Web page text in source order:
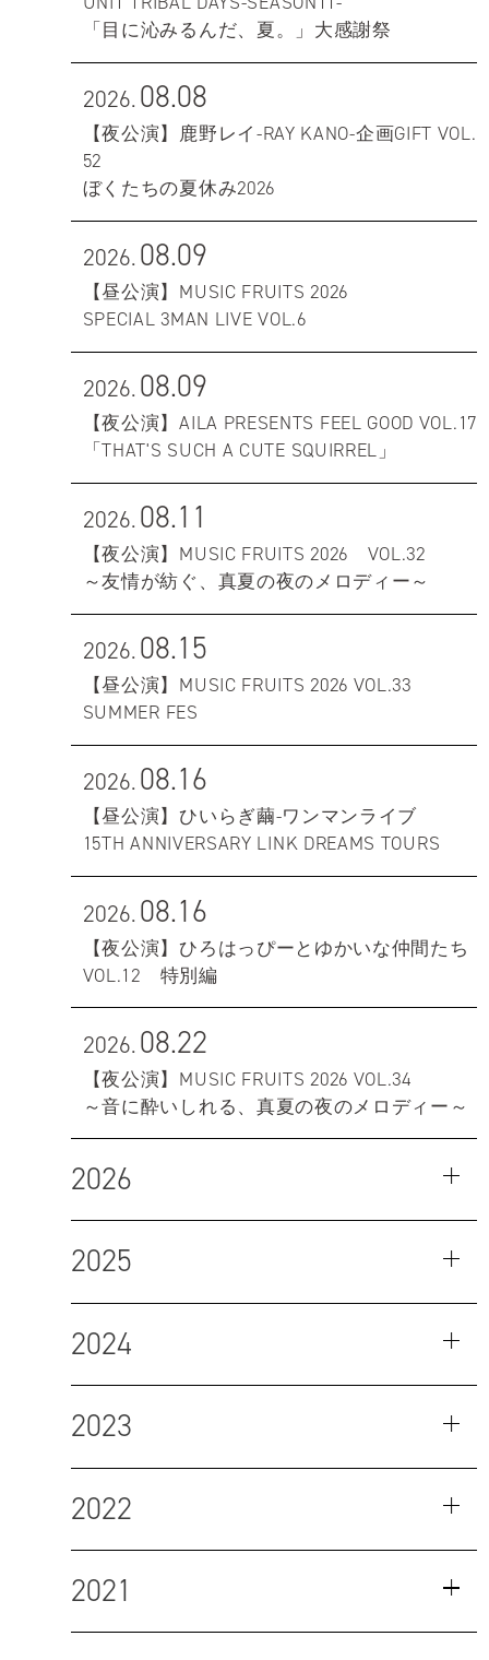
「目に沁みるんだ、夏。」大感謝祭
2026.08.08
【夜公演】鹿野レイ-RAY KANO-企画GIFT VOL.
52
ぼくたちの夏休み2026
2026.08.09
【昼公演】MUSIC FRUITS 2026
SPECIAL 3MAN LIVE VOL.6
2026.08.09
【夜公演】AILA PRESENTS FEEL GOOD VOL.17
「THAT'S SUCH A CUTE SQUIRREL」
2026.08.11
【夜公演】MUSIC FRUITS 2026 VOL.32
～友情が紡ぐ、真夏の夜のメロディー～
2026.08.15
【昼公演】MUSIC FRUITS 2026 VOL.33
SUMMER FES
2026.08.16
【昼公演】ひいらぎ繭-ワンマンライブ
15TH ANNIVERSARY LINK DREAMS TOURS
2026.08.16
【夜公演】ひろはっぴーとゆかいな仲間たち
VOL.12 特別編
2026.08.22
【夜公演】MUSIC FRUITS 2026 VOL.34
～音に酔いしれる、真夏の夜のメロディー～
2026
2025
2024
2023
2022
2021